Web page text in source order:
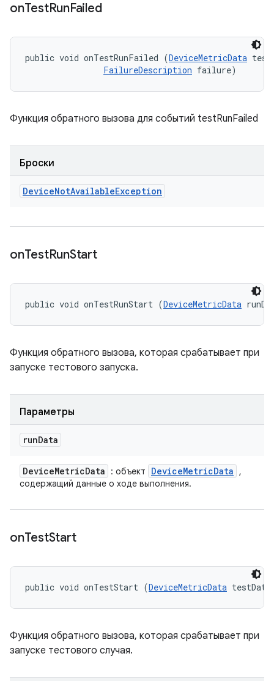
onTestRunFailed
public void onTestRunFailed (DeviceMetricData
FailureDescription failure)
Функция обратного вызова для событий testRunFailed
Броски
DeviceNotAvailableException
onTestRunStart
public void onTestRunStart (DeviceMetricData
Функция обратного вызова, которая срабатывает при
запуске тестового запуска.
Параметры
runData
DeviceMetricData : объект DeviceMetricData
,
содержащий данные о ходе выполнения.
onTestStart
public void onTestStart (DeviceMetricData
Функция обратного вызова, которая срабатывает при
запуске тестового случая.